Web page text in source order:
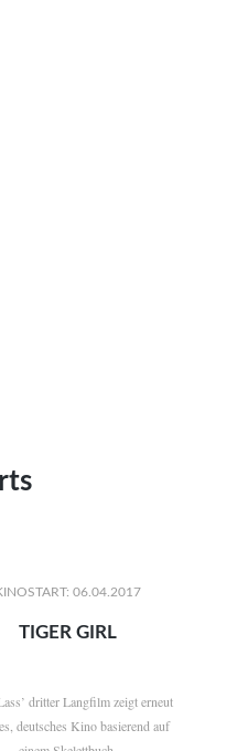
06.04.2017
TIGER GIRL
dritter Langfilm zeigt erneut
deutsches Kino basierend auf